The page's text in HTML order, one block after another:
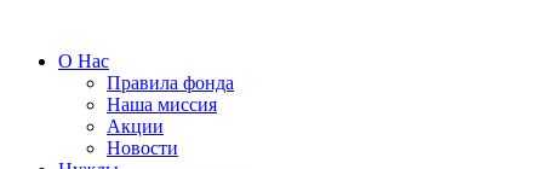
О Нас
Правила фонда
Наша миссия
Акции
Новости